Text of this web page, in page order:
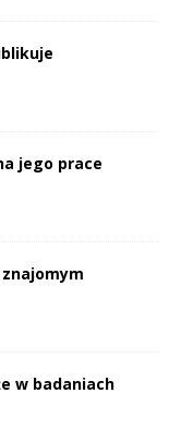
jego prace
w badaniach